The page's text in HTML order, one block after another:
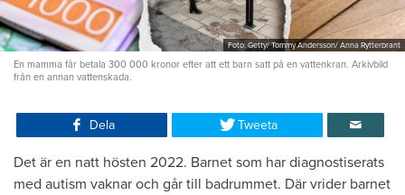
Foto: Getty/ Tommy Andersson/ Anna Rytterbrant
En mamma får betala 300 000 kronor efter att ett barn satt på en vattenkran. Arkivbild
från en annan vattenskada.
Dela Tweeta
Det är en natt hösten 2022. Barnet som har diagnostiserats
med autism vaknar och går till badrummet. Där vrider barnet